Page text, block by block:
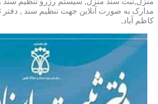
مدارک به صورت آنلاین جهت تنظیم سند , دفتر
کاظم آباد,